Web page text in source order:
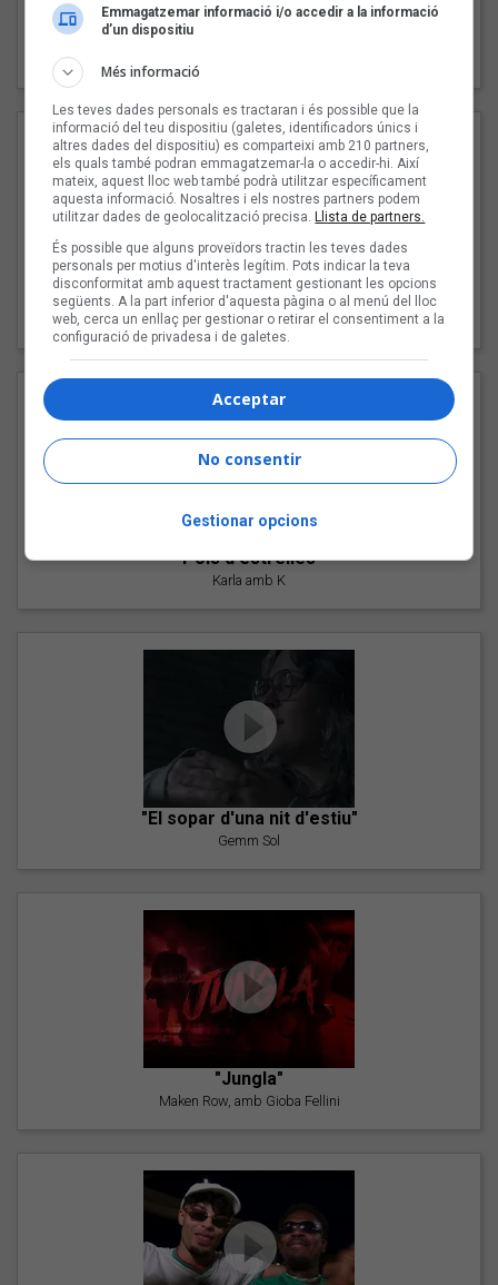
"Les cabres"
94 Rules amb Compte
"Pols d'estrelles"
Karla amb K
"El sopar d'una nit d'estiu"
Gemm Sol
"Jungla"
Maken Row, amb Gioba Fellini
Emmagatzemar informació i/o accedir a la informació
d’un dispositiu
Més informació
Les teves dades personals es tractaran i és possible que la
informació del teu dispositiu (galetes, identificadors únics i
altres dades del dispositiu) es comparteixi amb 210 partners,
els quals també podran emmagatzemar-la o accedir-hi. Així
mateix, aquest lloc web també podrà utilitzar específicament
aquesta informació. Nosaltres i els nostres partners podem
utilitzar dades de geolocalització precisa. Llista de partners.
És possible que alguns proveïdors tractin les teves dades
personals per motius d'interès legítim. Pots indicar la teva
disconformitat amb aquest tractament gestionant les opcions
següents. A la part inferior d'aquesta pàgina o al menú del lloc
web, cerca un enllaç per gestionar o retirar el consentiment a la
configuració de privadesa i de galetes.
Acceptar
No consentir
Gestionar opcions